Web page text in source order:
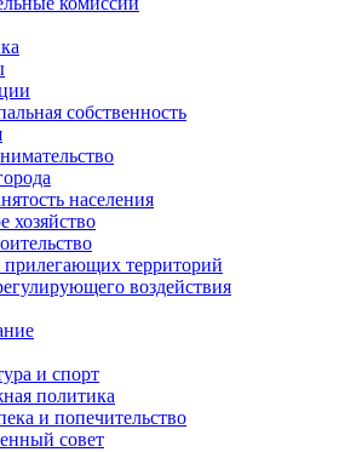
собственность
населения
хозяйство
территорий
воздействия
и спорт
политика
и попечительство
совет